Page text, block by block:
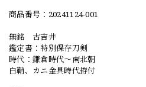
商品番号：20241124-001
無銘 古吉井
鑑定書：特別保存刀剣
時代：鎌倉時代～南北朝
白鞘、カニ金具時代拵付